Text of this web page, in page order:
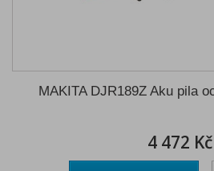
MAKITA DJR189Z Aku pila
4 472 Kč